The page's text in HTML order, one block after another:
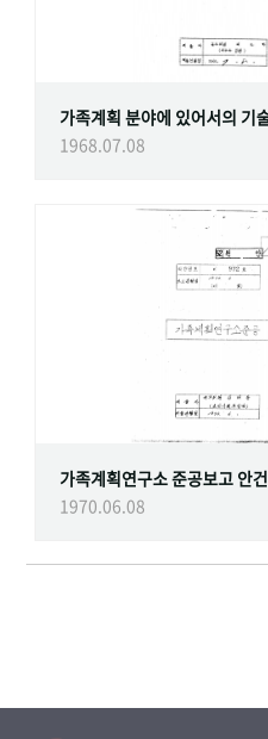
1968.07.08
가족계획연구소 준공보고 안건
1970.06.08